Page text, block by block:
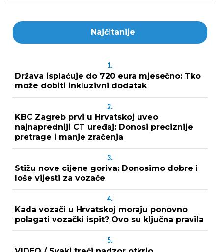
Najčitanije
1.
Država isplaćuje do 720 eura mjesečno: Tko
može dobiti inkluzivni dodatak
2.
KBC Zagreb prvi u Hrvatskoj uveo
najnapredniji CT uređaj: Donosi preciznije
pretrage i manje zračenja
3.
Stižu nove cijene goriva: Donosimo dobre i
loše vijesti za vozače
4.
Kada vozači u Hrvatskoj moraju ponovno
polagati vozački ispit? Ovo su ključna pravila
5.